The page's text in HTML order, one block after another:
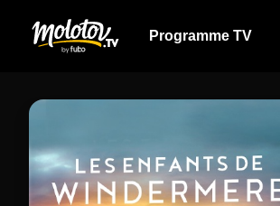
Programme TV